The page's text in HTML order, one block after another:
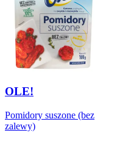
OLE!
Pomidory suszone (bez
zalewy)